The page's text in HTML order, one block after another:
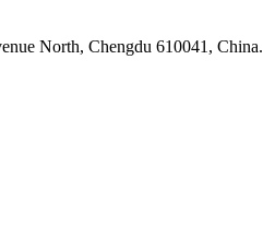
North, Chengdu 610041, China.